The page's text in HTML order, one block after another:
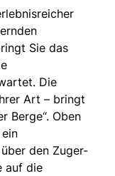
Sie das
Die
Art – bringt
Berge“. Oben
den Zuger-
auf die